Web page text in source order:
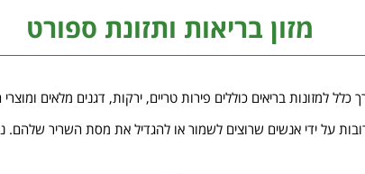
מזון בריאות ותזונת ספורט
כלל למזונות בריאים כוללים פירות טריים, ירקות, דגנים מלאים
על ידי אנשים שרוצים לשמור או להגדיל את מסת השריר שלהם.